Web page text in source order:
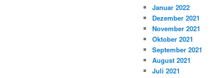
Januar 2022
Dezember 2021
November 2021
Oktober 2021
September 2021
August 2021
Juli 2021